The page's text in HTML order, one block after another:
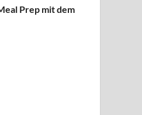
Prep mit dem